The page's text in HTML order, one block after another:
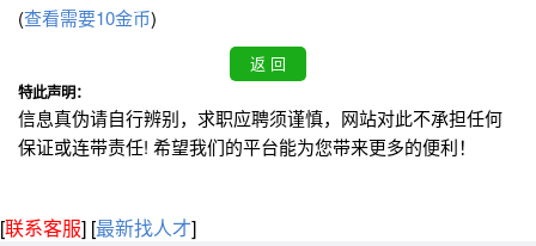
(查看需要10金币)
特此声明：
信息真伪请自行辨别，求职应聘须谨慎，网站对此不承担任何
保证或连带责任! 希望我们的平台能为您带来更多的便利！
[联系客服] [最新找人才]